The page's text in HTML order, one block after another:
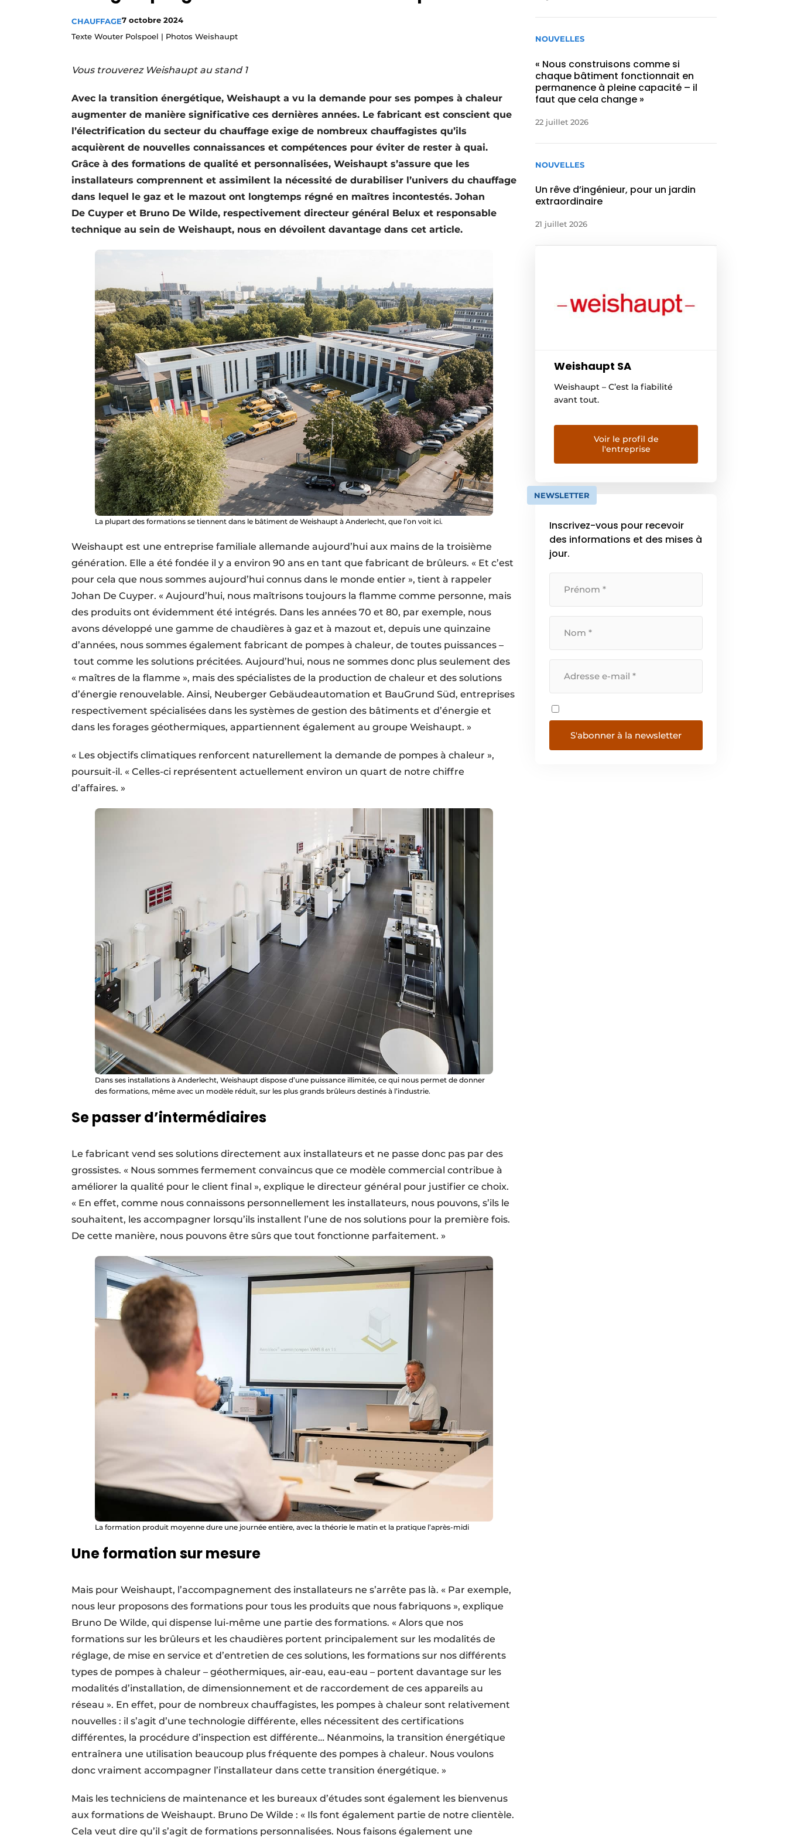
S’inscrire
Video’s
CHAUFFAGE7 octobre 2024
Texte Wouter Polspoel | Photos Weishaupt
Vous trouverez Weishaupt au stand 1
Avec la transition énergétique, Weishaupt a vu la demande pour ses pompes à chaleur
augmenter de manière significative ces dernières années. Le fabricant est conscient que
l’électrification du secteur du chauffage exige de nombreux chauffagistes qu’ils
acquièrent de nouvelles connaissances et compétences pour éviter de rester à quai.
Grâce à des formations de qualité et personnalisées, Weishaupt s’assure que les
installateurs comprennent et assimilent la nécessité de durabiliser l’univers du chauffage
dans lequel le gaz et le mazout ont longtemps régné en maîtres incontestés. Johan
De Cuyper et Bruno De Wilde, respectivement directeur général Belux et responsable
technique au sein de Weishaupt, nous en dévoilent davantage dans cet article.
La plupart des formations se tiennent dans le bâtiment de Weishaupt à Anderlecht, que l’on voit ici.
Weishaupt est une entreprise familiale allemande aujourd’hui aux mains de la troisième
génération. Elle a été fondée il y a environ 90 ans en tant que fabricant de brûleurs. « Et c’est
pour cela que nous sommes aujourd’hui connus dans le monde entier », tient à rappeler
Johan De Cuyper. « Aujourd’hui, nous maîtrisons toujours la flamme comme personne, mais
des produits ont évidemment été intégrés. Dans les années 70 et 80, par exemple, nous
avons développé une gamme de chaudières à gaz et à mazout et, depuis une quinzaine
d’années, nous sommes également fabricant de pompes à chaleur, de toutes puissances –
tout comme les solutions précitées. Aujourd’hui, nous ne sommes donc plus seulement des
« maîtres de la flamme », mais des spécialistes de la production de chaleur et des solutions
d’énergie renouvelable. Ainsi, Neuberger Gebäudeautomation et BauGrund Süd, entreprises
respectivement spécialisées dans les systèmes de gestion des bâtiments et d’énergie et
dans les forages géothermiques, appartiennent également au groupe Weishaupt. »
« Les objectifs climatiques renforcent naturellement la demande de pompes à chaleur »,
poursuit-il. « Celles-ci représentent actuellement environ un quart de notre chiffre
d’affaires. »
Dans ses installations à Anderlecht, Weishaupt dispose d’une puissance illimitée, ce qui nous permet de donner
des formations, même avec un modèle réduit, sur les plus grands brûleurs destinés à l’industrie.
Se passer d’intermédiaires
Le fabricant vend ses solutions directement aux installateurs et ne passe donc pas par des
grossistes. « Nous sommes fermement convaincus que ce modèle commercial contribue à
améliorer la qualité pour le client final », explique le directeur général pour justifier ce choix.
« En effet, comme nous connaissons personnellement les installateurs, nous pouvons, s’ils le
souhaitent, les accompagner lorsqu’ils installent l’une de nos solutions pour la première fois.
De cette manière, nous pouvons être sûrs que tout fonctionne parfaitement. »
La formation produit moyenne dure une journée entière, avec la théorie le matin et la pratique l’après-midi
Une formation sur mesure
Mais pour Weishaupt, l’accompagnement des installateurs ne s’arrête pas là. « Par exemple,
nous leur proposons des formations pour tous les produits que nous fabriquons », explique
Bruno De Wilde, qui dispense lui-même une partie des formations. « Alors que nos
formations sur les brûleurs et les chaudières portent principalement sur les modalités de
réglage, de mise en service et d’entretien de ces solutions, les formations sur nos différents
types de pompes à chaleur – géothermiques, air-eau, eau-eau – portent davantage sur les
modalités d’installation, de dimensionnement et de raccordement de ces appareils au
réseau ». En effet, pour de nombreux chauffagistes, les pompes à chaleur sont relativement
nouvelles : il s’agit d’une technologie différente, elles nécessitent des certifications
différentes, la procédure d’inspection est différente… Néanmoins, la transition énergétique
entraînera une utilisation beaucoup plus fréquente des pompes à chaleur. Nous voulons
donc vraiment accompagner l’installateur dans cette transition énergétique. »
Mais les techniciens de maintenance et les bureaux d’études sont également les bienvenus
aux formations de Weishaupt. Bruno De Wilde : « Ils font également partie de notre clientèle.
Cela veut dire qu’il s’agit de formations personnalisées. Nous faisons également une
NOUVELLES
« Nous construisons comme si
chaque bâtiment fonctionnait en
permanence à pleine capacité – il
faut que cela change »
22 juillet 2026
NOUVELLES
Un rêve d’ingénieur, pour un jardin
extraordinaire
21 juillet 2026
Weishaupt SA
Weishaupt – C’est la fiabilité
avant tout.
Voir le profil de
l'entreprise
NEWSLETTER
Inscrivez-vous pour recevoir
des informations et des mises à
jour.